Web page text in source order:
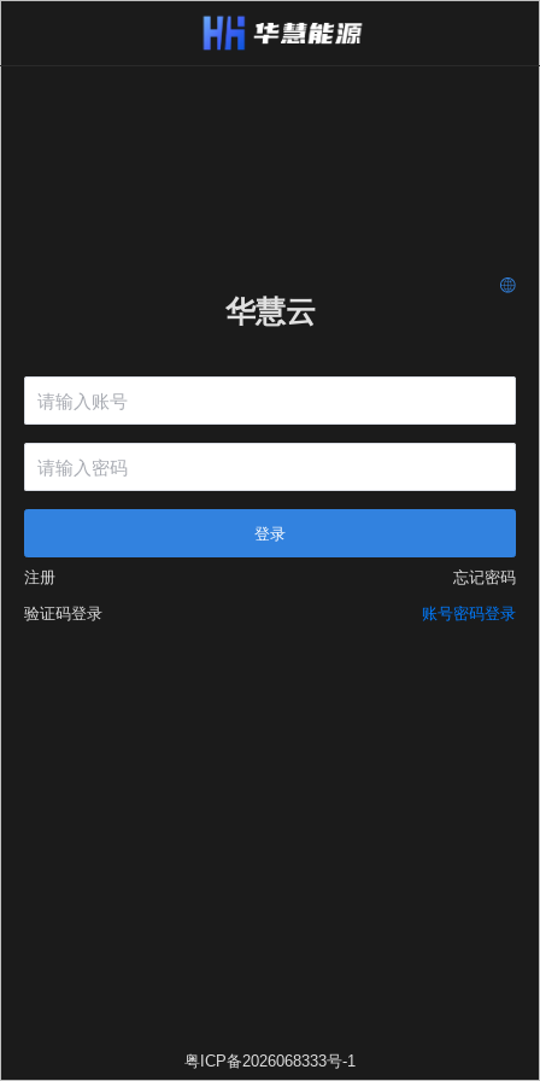
华慧云
登录
注册
忘记密码
验证码登录
账号密码登录
粤ICP备2026068333号-1